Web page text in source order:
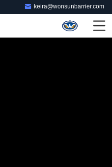
keira@wonsunbarrier.com